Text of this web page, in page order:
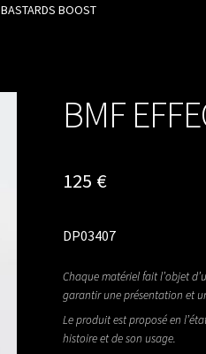
BOOST
BMF
125 €
DP03407
Chaque matériel fait l’objet
garantir une présentation et
Le produit est proposé en
histoire et de son usage.